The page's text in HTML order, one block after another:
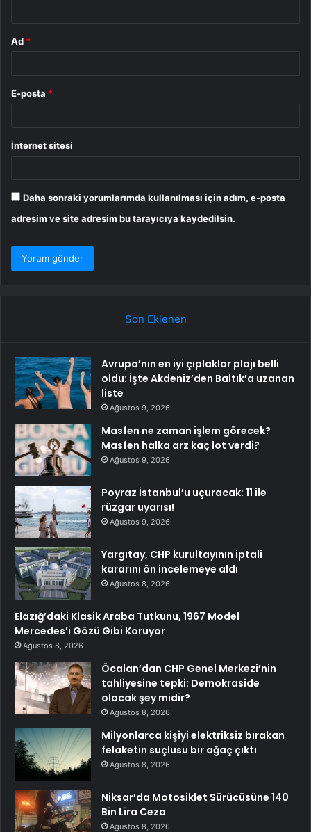
Ad *
E-posta *
İnternet sitesi
Daha sonraki yorumlarımda kullanılması için adım, e-posta
adresim ve site adresim bu tarayıcıya kaydedilsin.
Son Eklenen
Avrupa’nın en iyi çıplaklar plajı belli
oldu: İşte Akdeniz’den Baltık’a uzanan
liste
Ağustos 9, 2026
Masfen ne zaman işlem görecek?
Masfen halka arz kaç lot verdi?
Ağustos 9, 2026
Poyraz İstanbul’u uçuracak: 11 ile
rüzgar uyarısı!
Ağustos 9, 2026
Yargıtay, CHP kurultayının iptali
kararını ön incelemeye aldı
Ağustos 8, 2026
Elazığ’daki Klasik Araba Tutkunu, 1967 Model
Mercedes’i Gözü Gibi Koruyor
Ağustos 8, 2026
Öcalan’dan CHP Genel Merkezi’nin
tahliyesine tepki: Demokraside
olacak şey midir?
Ağustos 8, 2026
Milyonlarca kişiyi elektriksiz bırakan
felaketin suçlusu bir ağaç çıktı
Ağustos 8, 2026
Niksar’da Motosiklet Sürücüsüne 140
Bin Lira Ceza
Ağustos 8, 2026